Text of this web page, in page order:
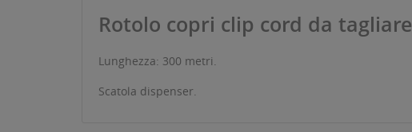
Rotolo copri clip cord da tagliare
Lunghezza: 300 metri.
Scatola dispenser.